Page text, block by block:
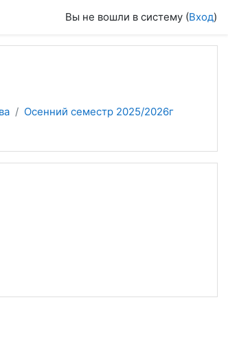
Вы не вошли в систему (Вход)
Осенний семестр 2025/2026г